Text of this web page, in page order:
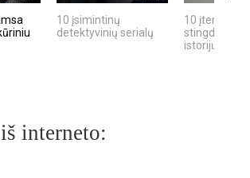
10 įsimintinų
detektyvinių serialų
10 įtemptų,
stingdančių
istorijų
interneto: